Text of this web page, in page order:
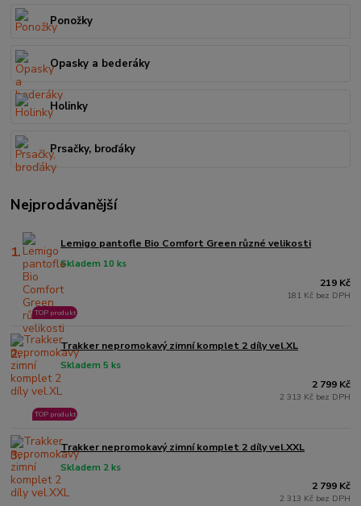
Ponožky
Opasky a bederáky
Holinky
Prsačky, broďáky
Nejprodávanější
1. Lemigo pantofle Bio Comfort Green různé velikosti
Skladem 10 ks
TOP produkt
219 Kč
181 Kč bez DPH
2. Trakker nepromokavý zimní komplet 2 díly vel.XL
Skladem 5 ks
TOP produkt
2 799 Kč
2 313 Kč bez DPH
3. Trakker nepromokavý zimní komplet 2 díly vel.XXL
Skladem 2 ks
2 799 Kč
2 313 Kč bez DPH